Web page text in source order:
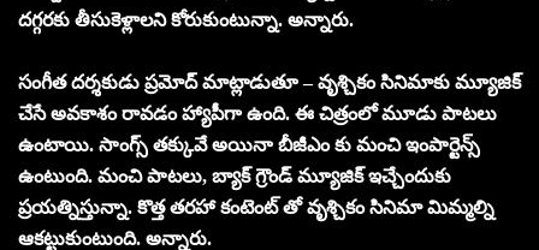
దగ్గరకు తీసుకెళ్లాలని కోరుకుంటున్నా. అన్నారు.
సంగీత దర్శకుడు ప్రమోద్ మాట్లాడుతూ – వృశ్చికం సినిమాకు మ్యూజిక్
చేసే అవకాశం రావడం హ్యాపీగా ఉంది. ఈ చిత్రంలో మూడు పాటలు
ఉంటాయి. సాంగ్స్ తక్కువే అయినా బీజీఎం కు మంచి ఇంపార్టెన్స్
ఉంటుంది. మంచి పాటలు, బ్యాక్ గ్రౌండ్ మ్యూజిక్ ఇచ్చేందుకు
ప్రయత్నిస్తున్నా. కొత్త తరహా కంటెంట్ తో వృశ్చికం సినిమా మిమ్మల్ని
ఆకట్టుకుంటుంది. అన్నారు.